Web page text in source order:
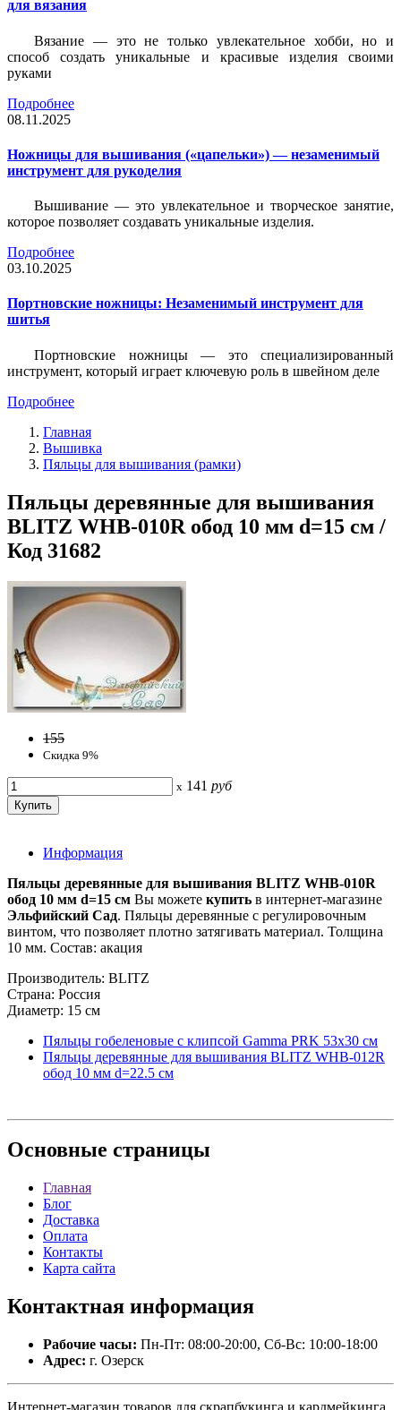
для вязания
Вязание — это не только увлекательное хобби, но и
способ создать уникальные и красивые изделия своими
руками
Подробнее
08.11.2025
Ножницы для вышивания («цапельки») — незаменимый
инструмент для рукоделия
Вышивание — это увлекательное и творческое занятие,
которое позволяет создавать уникальные изделия.
Подробнее
03.10.2025
Портновские ножницы: Незаменимый инструмент для
шитья
Портновские ножницы — это специализированный
инструмент, который играет ключевую роль в швейном деле
Подробнее
Главная
Вышивка
Пяльцы для вышивания (рамки)
Пяльцы деревянные для вышивания
BLITZ WHB-010R обод 10 мм d=15 см /
Код 31682
155
Скидка 9%
x 141 руб
Информация
Пяльцы деревянные для вышивания BLITZ WHB-010R
обод 10 мм d=15 см Вы можете купить в интернет-магазине
Эльфийский Сад. Пяльцы деревянные с регулировочным
винтом, что позволяет плотно затягивать материал. Толщина
10 мм. Состав: акация
Производитель: BLITZ
Страна: Россия
Диаметр: 15 см
Пяльцы гобеленовые с клипсой Gamma PRK 53х30 см
Пяльцы деревянные для вышивания BLITZ WHB-012R
обод 10 мм d=22.5 см
Основные страницы
Главная
Блог
Доставка
Оплата
Контакты
Карта сайта
Контактная информация
Рабочие часы: Пн-Пт: 08:00-20:00, Сб-Вс: 10:00-18:00
Адрес: г. Озерск